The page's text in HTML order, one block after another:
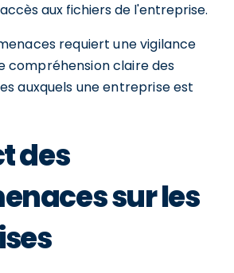
aux fichiers de l'entreprise.
requiert une vigilance
compréhension claire des
auxquels une entreprise est
des
sur les